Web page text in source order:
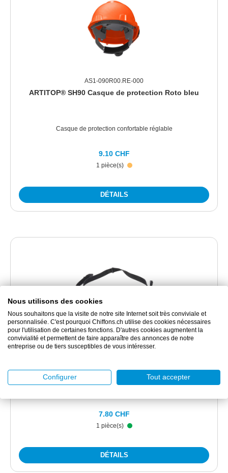
AS1-090R00.RE-000
ARTITOP® SH90 Casque de protection Roto bleu
Casque de protection confortable réglable
1 pièce(s)
9.10 CHF
DÉTAILS
3MGH4
1 pièce(s)
7.80 CHF
DÉTAILS
Nous utilisons des cookies
Nous souhaitons que la visite de notre site Internet soit très conviviale et
personnalisée. C'est pourquoi Chiffons.ch utilise des cookies nécessaires
pour l'utilisation de certaines fonctions. D'autres cookies augmentent la
convivialité et permettent de faire apparaître des annonces de notre
entreprise ou de tiers susceptibles de vous intéresser.
Configurer Tout accepter